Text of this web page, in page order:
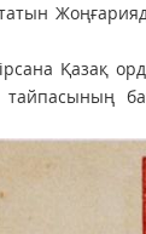
Қазақ